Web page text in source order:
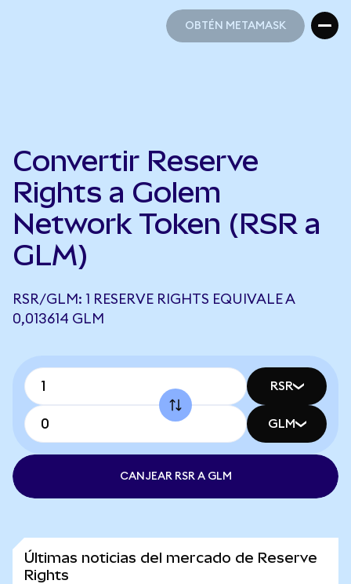
OBTÉN METAMASK
Convertir Reserve
Rights a Golem
Network Token (RSR a
GLM)
RSR/GLM: 1 RESERVE RIGHTS EQUIVALE A
0,013614 GLM
RSR
GLM
CANJEAR RSR A GLM
Últimas noticias del mercado de Reserve
Rights